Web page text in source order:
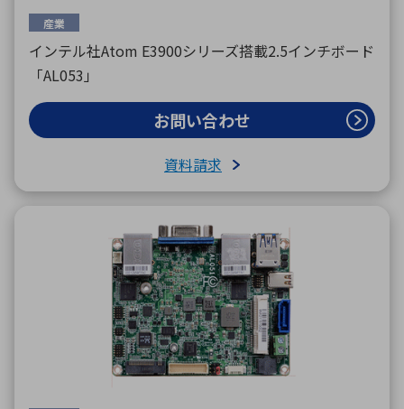
産業
インテル社Atom E3900シリーズ搭載2.5インチボード
「AL053」
お問い合わせ
資料請求